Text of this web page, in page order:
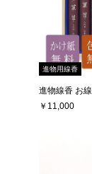
進物用線香
進物線香 お
￥11,000